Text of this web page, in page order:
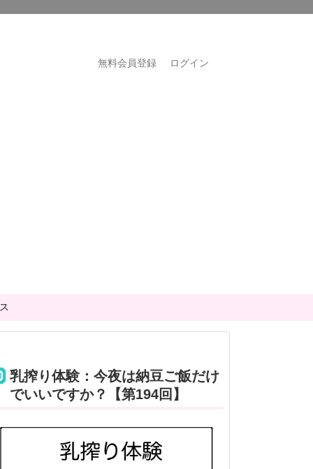
無料会員登録 ログイン
乳搾り体験：今夜は納豆ご飯だけ
でいいですか？【第194回】